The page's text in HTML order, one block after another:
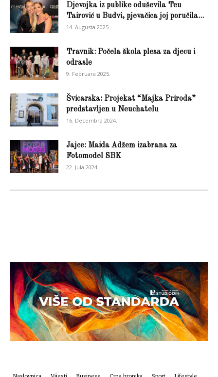
Djevojka iz publike oduševila Teu
Tairović u Budvi, pjevačica joj poručila...
14. Augusta 2025.
Travnik: Počela škola plesa za djecu i
odrasle
9. Februara 2025.
Švicarska: Projekat “Majka Priroda”
predstavljen u Neuchatelu
16. Decembra 2024.
Jajce: Maida Adžem izabrana za
Fotomodel SBK
22. Jula 2024.